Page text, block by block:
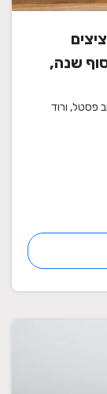
שנה,
הבית,
פסטל, ורוד